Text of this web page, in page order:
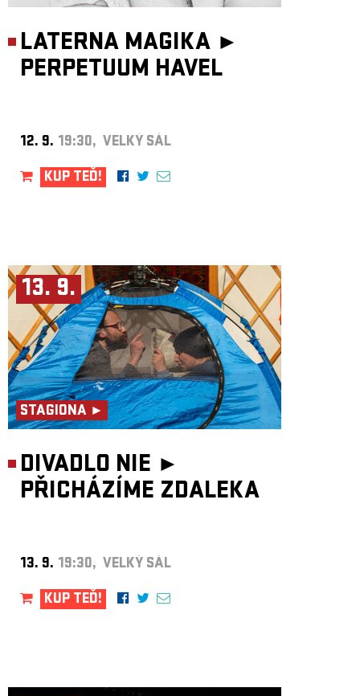
LATERNA MAGIKA ►
PERPETUUM HAVEL
12. 9. 19:30, VELKÝ SÁL
KUP TEĎ!
13. 9.
STAGIONA ►
DIVADLO NIE ►
PŘICHÁZÍME ZDALEKA
13. 9. 19:30, VELKÝ SÁL
KUP TEĎ!